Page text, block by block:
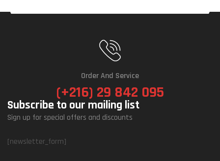
Order And Service
(+216) 29 842 095
Subscribe to our mailing list
Sign up for special offers and discounts
[newsletter_form]